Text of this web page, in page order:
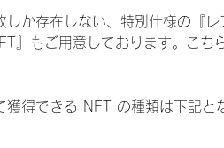
か存在しない、特別仕様の『
』もご用意しております。こち
得できる NFT の種類は下記と